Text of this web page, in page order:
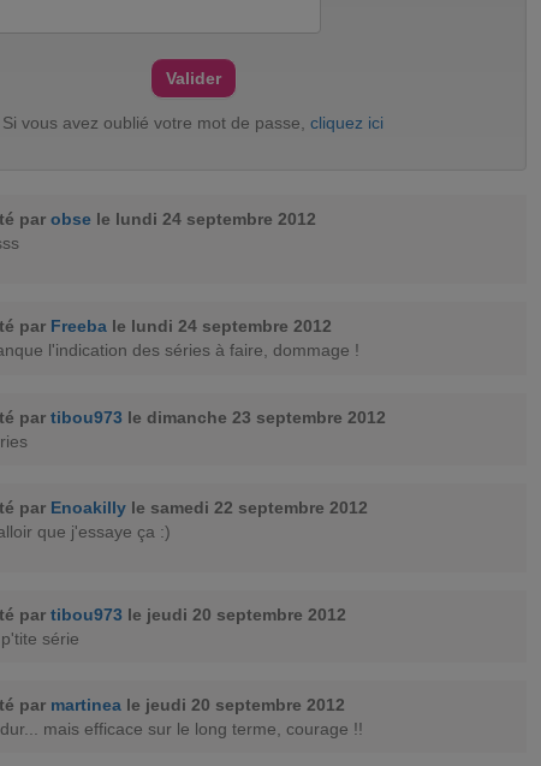
Si vous avez oublié votre mot de passe, cliquez ici
par obse le lundi 24 septembre 2012
par Freeba le lundi 24 septembre 2012
l'indication des séries à faire, dommage !
par tibou973 le dimanche 23 septembre 2012
par Enoakilly le samedi 22 septembre 2012
que j'essaye ça :)
par tibou973 le jeudi 20 septembre 2012
série
par martinea le jeudi 20 septembre 2012
mais efficace sur le long terme, courage !!